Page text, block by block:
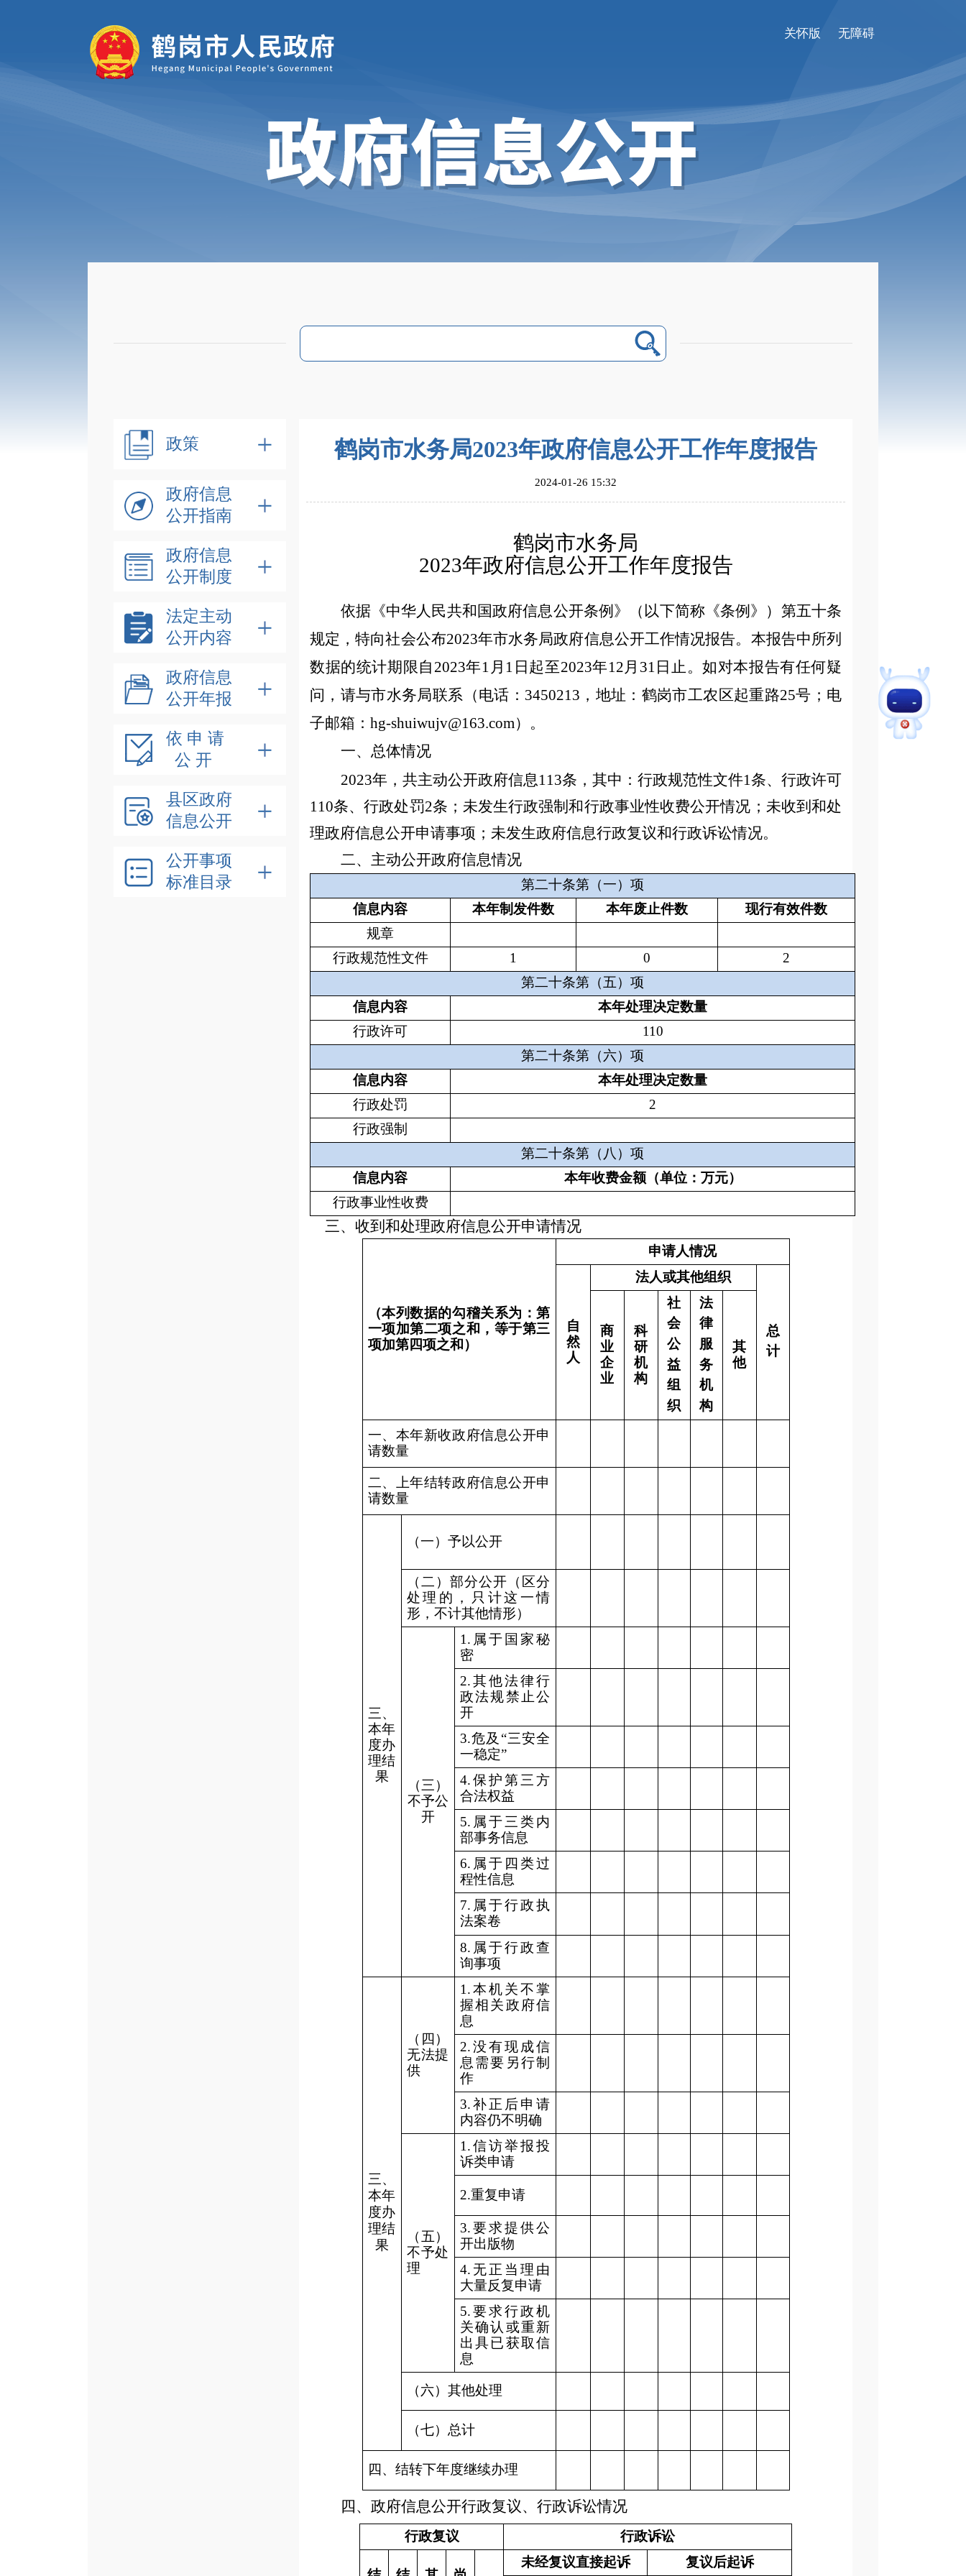
关怀版 无障碍
政策
政府信息
公开指南
政府信息
公开制度
法定主动
公开内容
政府信息
公开年报
依 申 请
公 开
县区政府
信息公开
公开事项
标准目录
鹤岗市水务局2023年政府信息公开工作年度报告
2024-01-26 15:32
鹤岗市水务局
2023年政府信息公开工作年度报告
依据《中华人民共和国政府信息公开条例》（以下简称《条例》）第五十条
规定，特向社会公布2023年市水务局政府信息公开工作情况报告。本报告中所列
数据的统计期限自2023年1月1日起至2023年12月31日止。如对本报告有任何疑
问，请与市水务局联系（电话：3450213，地址：鹤岗市工农区起重路25号；电
子邮箱：hg-shuiwujv@163.com）。
一、总体情况
2023年，共主动公开政府信息113条，其中：行政规范性文件1条、行政许可
110条、行政处罚2条；未发生行政强制和行政事业性收费公开情况；未收到和处
理政府信息公开申请事项；未发生政府信息行政复议和行政诉讼情况。
二、主动公开政府信息情况
第二十条第（一）项
信息内容
本年制发件数 本年废止件数 现行有效件数
规章
行政规范性文件
1 0
2
第二十条第（五）项
信息内容
本年处理决定数量
行政许可
110
第二十条第（六）项
信息内容
本年处理决定数量
行政处罚
2
行政强制
第二十条第（八）项
信息内容
本年收费金额（单位：万元）
行政事业性收费
三、收到和处理政府信息公开申请情况
（本列数据的勾稽关系为：第
一项加第二项之和，等于第三
项加第四项之和）
申请人情况
自
然
人
法人或其他组织
总
计
商
业
企
业
科
研
机
构
社
会
公
益
组
织
法
律
服
务
机
构
其
他
一、本年新收政府信息公开申
请数量
二、上年结转政府信息公开申
请数量
三、
本年
度办
理结
果
（一）予以公开
（二）部分公开（区分
处理的，只计这一情
形，不计其他情形）
（三）
不予公
开
1.属于国家秘
密
2.其他法律行
政法规禁止公
开
3.危及“三安全
一稳定”
4.保护第三方
合法权益
5.属于三类内
部事务信息
6.属于四类过
程性信息
7.属于行政执
法案卷
8.属于行政查
询事项
三、
本年
度办
理结
果
（四）
无法提
供
1.本机关不掌
握相关政府信
息
2.没有现成信
息需要另行制
作
3.补正后申请
内容仍不明确
（五）
不予处
理
1.信访举报投
诉类申请
2.重复申请
3.要求提供公
开出版物
4.无正当理由
大量反复申请
5.要求行政机
关确认或重新
出具已获取信
息
（六）其他处理
（七）总计
四、结转下年度继续办理
四、政府信息公开行政复议、行政诉讼情况
行政复议 行政诉讼
未经复议直接起诉 复议后起诉